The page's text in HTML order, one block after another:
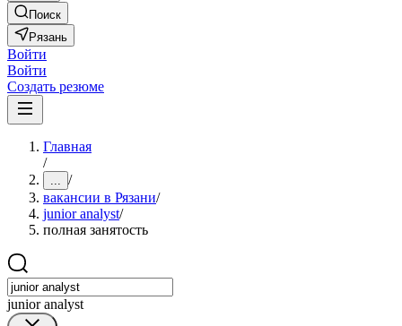
Поиск
Рязань
Войти
Войти
Создать резюме
Главная
/
... /
вакансии в Рязани/
junior analyst/
полная занятость
junior analyst